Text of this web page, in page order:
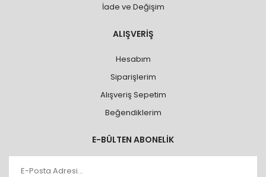
İade ve Değişim
ALIŞVERİŞ
Hesabım
Siparişlerim
Alışveriş Sepetim
Beğendiklerim
E-BÜLTEN ABONELİK